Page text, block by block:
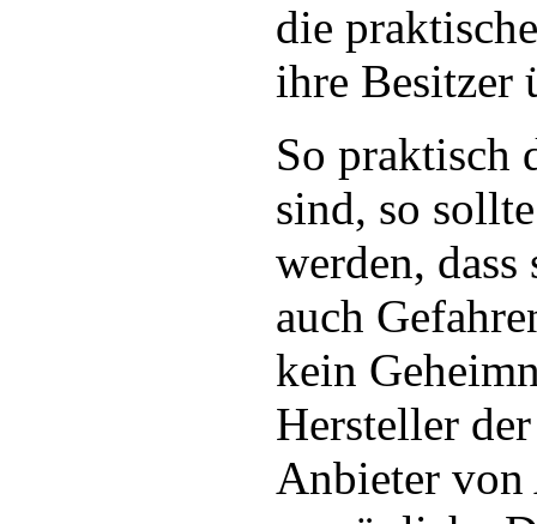
die
ihre Besitzer
So praktisch
sind, so
werden,
auch
kein
Hersteller
Anbieter von